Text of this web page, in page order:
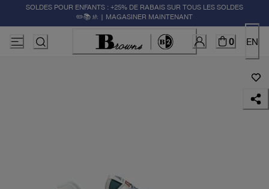
SOLDES POUR ENFANTS : +25% DE RABAIS SUR TOUS LES SOLDES
✏️📚🚸 | MAGASINER MAINTENANT
0 EN